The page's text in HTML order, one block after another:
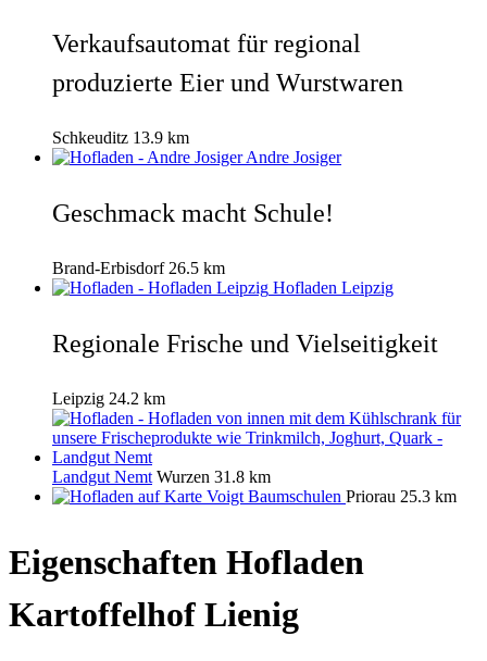
Verkaufsautomat für regional
produzierte Eier und Wurstwaren
Schkeuditz 13.9 km
Andre Josiger
Geschmack macht Schule!
Brand-Erbisdorf 26.5 km
Hofladen Leipzig
Regionale Frische und Vielseitigkeit
Leipzig 24.2 km
Landgut Nemt Wurzen 31.8 km
Voigt Baumschulen Priorau 25.3 km
Eigenschaften Hofladen
Kartoffelhof Lienig